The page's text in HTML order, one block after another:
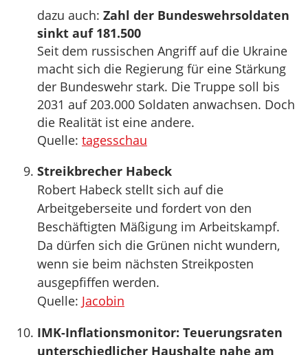
dazu auch: Zahl der Bundeswehrsoldaten
sinkt auf 181.500
Seit dem russischen Angriff auf die Ukraine
macht sich die Regierung für eine Stärkung
der Bundeswehr stark. Die Truppe soll bis
2031 auf 203.000 Soldaten anwachsen. Doch
die Realität ist eine andere.
Quelle: tagesschau
Streikbrecher Habeck
Robert Habeck stellt sich auf die
Arbeitgeberseite und fordert von den
Beschäftigten Mäßigung im Arbeitskampf.
Da dürfen sich die Grünen nicht wundern,
wenn sie beim nächsten Streikposten
ausgepfiffen werden.
Quelle: Jacobin
IMK-Inflationsmonitor: Teuerungsraten
unterschiedlicher Haushalte nahe am